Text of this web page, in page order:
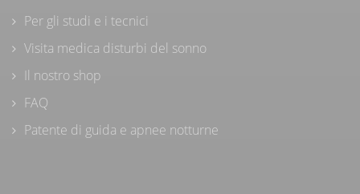
Per gli studi e i tecnici
Visita medica disturbi del sonno
Il nostro shop
FAQ
Patente di guida e apnee notturne